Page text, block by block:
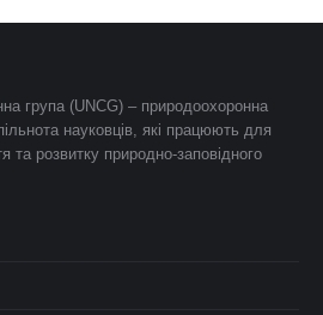
група (UNCG) – природоохоронна
науковців, які працюють для
та розвитку природно-заповідного